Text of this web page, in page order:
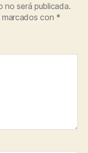
no será publicada.
con *